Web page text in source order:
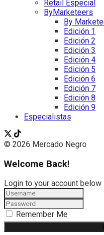
Retail Especial
ByMarketeers
By
Edición 1
Edición 2
Edición 3
Edición 4
Edición 5
Edición 6
Edición 7
Edición 8
Edición 9
Especialistas
© 2026 Mercado Negro
Welcome Back!
Login to your account below
Remember Me